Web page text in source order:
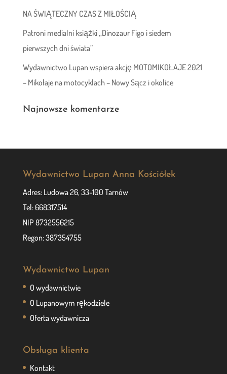
NA ŚWIĄTECZNY CZAS Z MIŁOŚCIĄ
Patroni medialni książki ,,Dinozaur Figo i siedem
pierwszych dni świata”
Wydawnictwo Lupan wspiera akcję MOTOMIKOŁAJE 2021
– Mikołaje na motocyklach – Nowy Sącz i okolice
Najnowsze komentarze
Wydawnictwo Lupan Anna Kościółek
Adres: Ludowa 26, 33-100 Tarnów
Tel: 668317514
NIP 8732556215
Regon: 387354755
Wydawnictwo Lupan
O wydawnictwie
O Lupanowym rękodziele
Oferta wydawnicza
Obsługa klienta
Kontakt